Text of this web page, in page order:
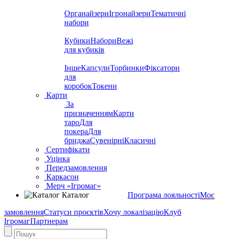
ОрганайзериІгронайзериТематичні
набори
КубикиНабориВежі
для кубиків
ІншеКапсулиТорбинкиФіксатори
для
коробокТокени
Карти
За
призначеннямКарти
тароДля
покераДля
бриджаСувенірніКласичні
Сертифікати
Уцінка
Передзамовлення
Каркасон
Мерч «Ігромаг»
Каталог
Програма лояльностіМоє
замовленняСтатуси проєктівХочу локалізаціюКлуб
ІгромагПартнерам